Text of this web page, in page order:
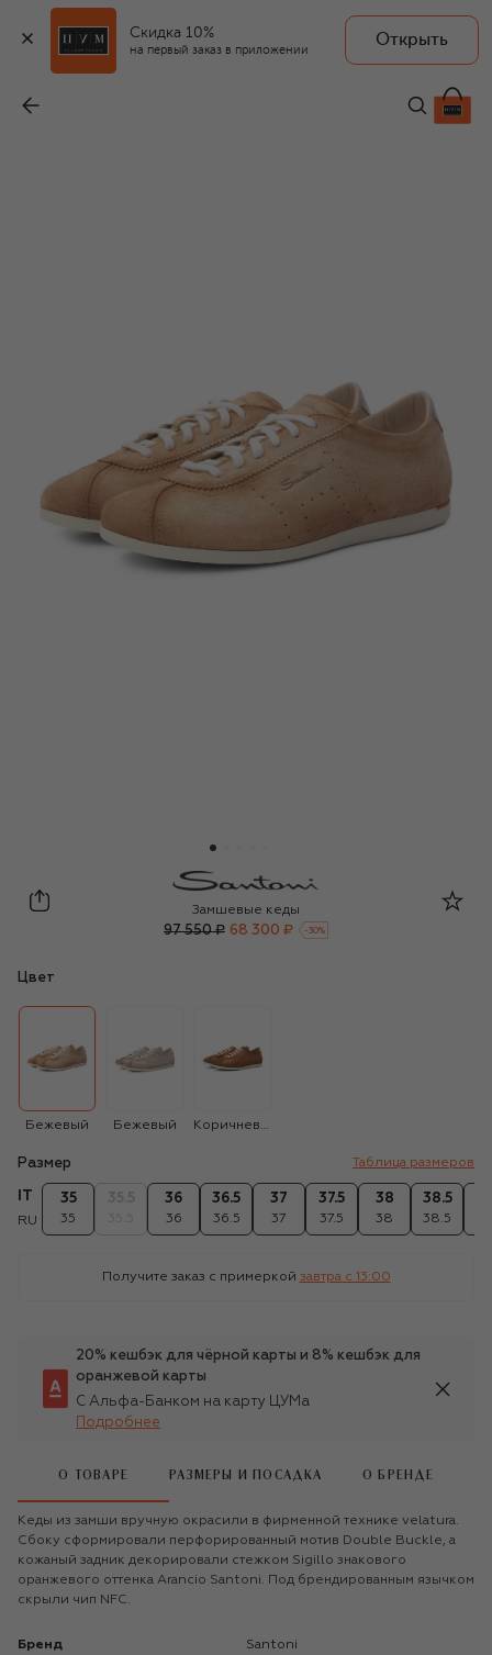
Скидка 10%
на первый заказ в приложении
Открыть
68 300 ₽
Santoni
Замшевые кеды
97 550 ₽ 68 300 ₽ -30%
Цвет
Бежевый Бежевый Коричневый
Размер Таблица размеров
RU
35
35
36
36
36.5
36.5
37
37
37.5
37.5
38
38
38.5
38.5
Получите заказ с примеркой завтра c 13:00
20% кешбэк для чёрной карты и 8% кешбэк для
оранжевой карты
С Альфа-Банком на карту ЦУМа
Подробнее
О ТОВАРЕ РАЗМЕРЫ И ПОСАДКА О БРЕНДЕ
Кеды из замши вручную окрасили в фирменной технике velatura.
Сбоку сформировали перфорированный мотив Double Buckle, а
кожаный задник декорировали стежком Sigillo знакового
оранжевого оттенка Arancio Santoni. Под брендированным язычком
скрыли чип NFC.
Бренд Santoni